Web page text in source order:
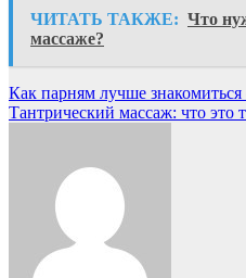
ЧИТАТЬ ТАКЖЕ: Что
массаже?
Навигация
по
Как парням лучше
Тантрический массаж: что это